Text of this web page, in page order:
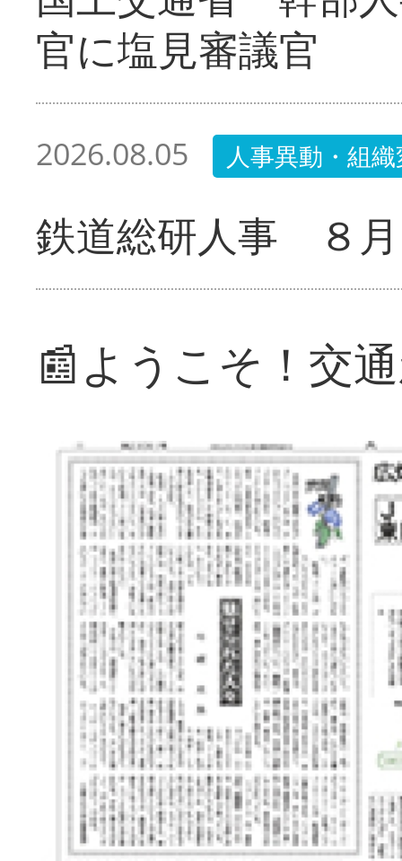
官に塩見審議官
2026.08.05 人事異動・組
鉄道総研人事 ８
📰ようこそ！交